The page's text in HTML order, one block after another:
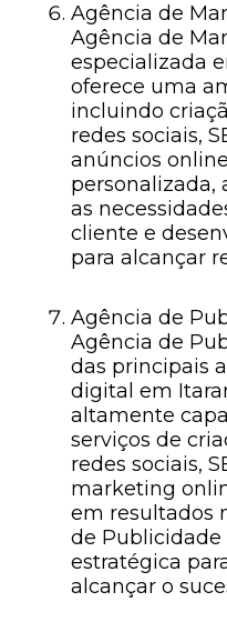
Agência de
Agência de
especializada
oferece uma
incluindo
redes sociais,
anúncios
personalizada,
as
cliente e
para alcançar
Agência de
Agência de
das principais
digital em
altamente
serviços de
redes sociais,
marketing
em resultados
de
estratégica
alcançar o